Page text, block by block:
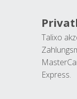
Talixo
Express.